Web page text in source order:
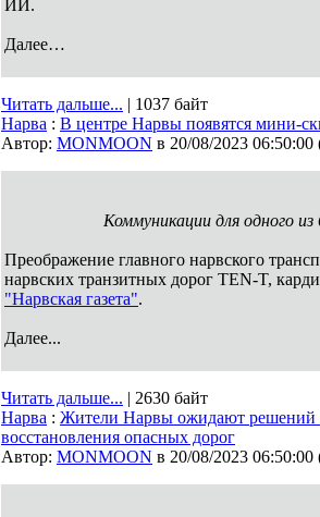
ИИ.
Далее…
Читать дальше... | 1037 байт
Нарва : В центре Нарвы появятся мини-
Автор: MONMOON в 20/08/2023 06:50:00
Коммуникации для одного
Преображение главного нарвского
нарвских транзитных дорог TEN-T,
"Нарвская газета".
Далее...
Читать дальше... | 2630 байт
Нарва : Жители Нарвы ожидают решений
восстановления опасных дорог
Автор: MONMOON в 20/08/2023 06:50:00